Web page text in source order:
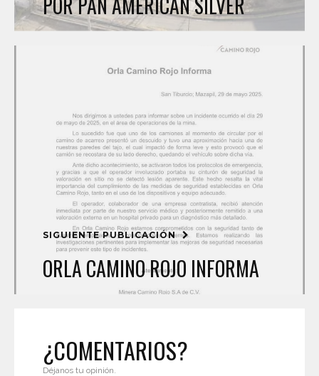
SIGUIENTE PUBLICACIÓN
ORLA CAMINO ROJO INFORMA
¿COMENTARIOS?
Déjanos tu opinión.